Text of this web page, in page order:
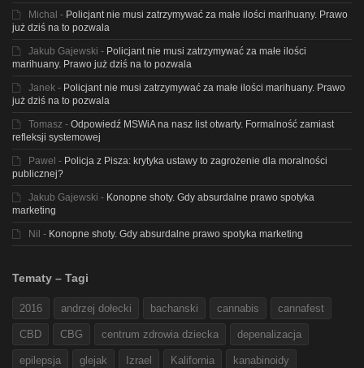
Michal - Policjant nie musi zatrzymywać za małe ilości marihuany. Prawo
już dziś na to pozwala
Jakub Gajewski - Policjant nie musi zatrzymywać za małe ilości
marihuany. Prawo już dziś na to pozwala
Janek - Policjant nie musi zatrzymywać za małe ilości marihuany. Prawo
już dziś na to pozwala
Tomasz - Odpowiedź MSWiA na nasz list otwarty. Formalność zamiast
refleksji systemowej
Pawel - Policja z Pisza: krytyka ustawy to zagrożenie dla moralności
publicznej?
Jakub Gajewski - Konopne shoty. Gdy absurdalne prawo spotyka
marketing
Nil - Konopne shoty. Gdy absurdalne prawo spotyka marketing
Tematy – Tagi
2016 andrzej dołecki bachanski cannabis cannafest
CBD CBG centrum zdrowia dziecka depenalizacja
epilepsja glejak Izrael Kalifornia kanabinoidy